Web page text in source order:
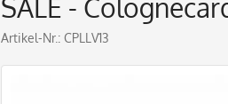
SALE -
Artikel-Nr.: CPLLV13